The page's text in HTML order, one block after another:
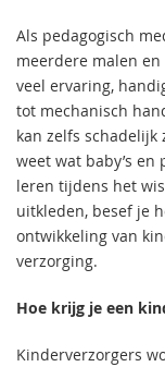
Als pedagogisch
meerdere malen
veel ervaring,
tot mechanisch
kan zelfs schadelijk
weet wat baby’s
leren tijdens het
uitkleden, besef je
ontwikkeling van
verzorging.
Hoe krijg je een
Kinderverzorgers